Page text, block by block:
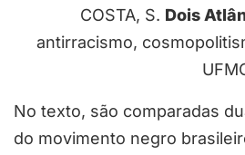
COSTA, S. Dois
antirracismo,
No texto, são comparadas
do movimento negro